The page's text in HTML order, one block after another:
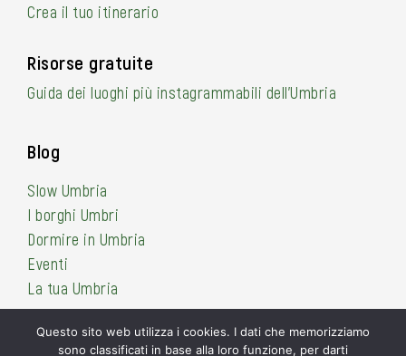
Crea il tuo itinerario
Risorse gratuite
Guida dei luoghi più instagrammabili dell’Umbria
Blog
Slow Umbria
I borghi Umbri
Dormire in Umbria
Eventi
La tua Umbria
Questo sito web utilizza i cookies. I dati che memorizziamo
sono classificati in base alla loro funzione, per darti